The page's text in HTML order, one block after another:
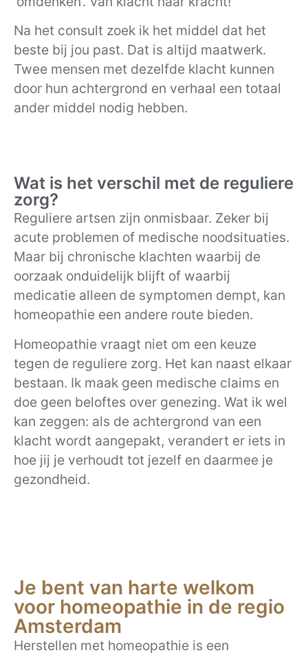
Na het consult zoek ik het middel dat het
beste bij jou past. Dat is altijd maatwerk.
Twee mensen met dezelfde klacht kunnen
door hun achtergrond en verhaal een totaal
ander middel nodig hebben.
Wat is het verschil met de reguliere
zorg?
Reguliere artsen zijn onmisbaar. Zeker bij
acute problemen of medische noodsituaties.
Maar bij chronische klachten waarbij de
oorzaak onduidelijk blijft of waarbij
medicatie alleen de symptomen dempt, kan
homeopathie een andere route bieden.
Homeopathie vraagt niet om een keuze
tegen de reguliere zorg. Het kan naast elkaar
bestaan. Ik maak geen medische claims en
doe geen beloftes over genezing. Wat ik wel
kan zeggen: als de achtergrond van een
klacht wordt aangepakt, verandert er iets in
hoe jij je verhoudt tot jezelf en daarmee je
gezondheid.
Je bent van harte welkom
voor homeopathie in de regio
Amsterdam
Herstellen met homeopathie is een